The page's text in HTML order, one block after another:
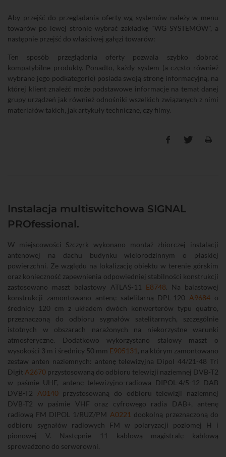
Aby przejść do przeglądania oferty wg systemów należy w menu
towarów po lewej stronie wybrać zakładkę "WG SYSTEMÓW", a
następnie przejść do właściwej gałęzi towarów:
Ten sposób przeglądania oferty pozwala szybko dobrać
kompatybilne produkty. Ponadto, każdy system (a często również
wybrane jego podkategorie) posiada swoją stronę informacyjną, na
której klient znaleźć może podstawowe informacje na temat danej
grupy urządzeń jak również odnośniki wszelkich związanych z nimi
materiałów takich, jak artykuły techniczne, czy filmy.
Instalacja multiswitchowa SIGNAL
PROfessional.
W miejscowości Szczyrk wykonano montaż zbiorczej instalacji
antenowej na dachu budynku wielorodzinnym o płaskiej
powierzchni. Ze względu na lokalizację obiektu w terenie górskim
oraz konieczność zapewnienia odpowiedniej stabilności konstrukcji
zastosowano maszt balastowy ATLAS-11 E8748. Na balastowej
konstrukcji zamontowano antenę satelitarną DPL-120 A9684 o
średnicy 120 cm z układem dwóch konwerterów typu quatro,
przeznaczoną do odbioru sygnałów satelitarnych, szczególnie
istotnych w obszarach narażonych na niekorzystne warunki
atmosferyczne. Dodatkowo wykorzystano stalowy maszt o
wysokości 3 m i średnicy 50 mm E905131 , na którym zamontowano
zestaw anten naziemnych: antenę telewizyjna Dipol 44/21-48 Tri
Digit A2670 przystosowaną do odbioru telewizji naziemnej DVB-T2
w paśmie UHF, antenę telewizyjno-radiowa DIPOL-4/5-12 DAB
DVB-T2 A0140przystosowaną do odbioru telewizji naziemnej
DVB-T2 w paśmie VHF oraz cyfrowego radia DAB+, antenę
radiową FM DIPOL 1/RUZ/PM A0221 dookolną przeznaczoną do
odbioru sygnałów radiowych FM w polaryzacji poziomej H i
pionowej V. Następnie 11 kablową magistralę kablową
sprowadzono do serwerowni.